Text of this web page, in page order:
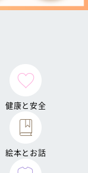
健康と安全
絵本とお話